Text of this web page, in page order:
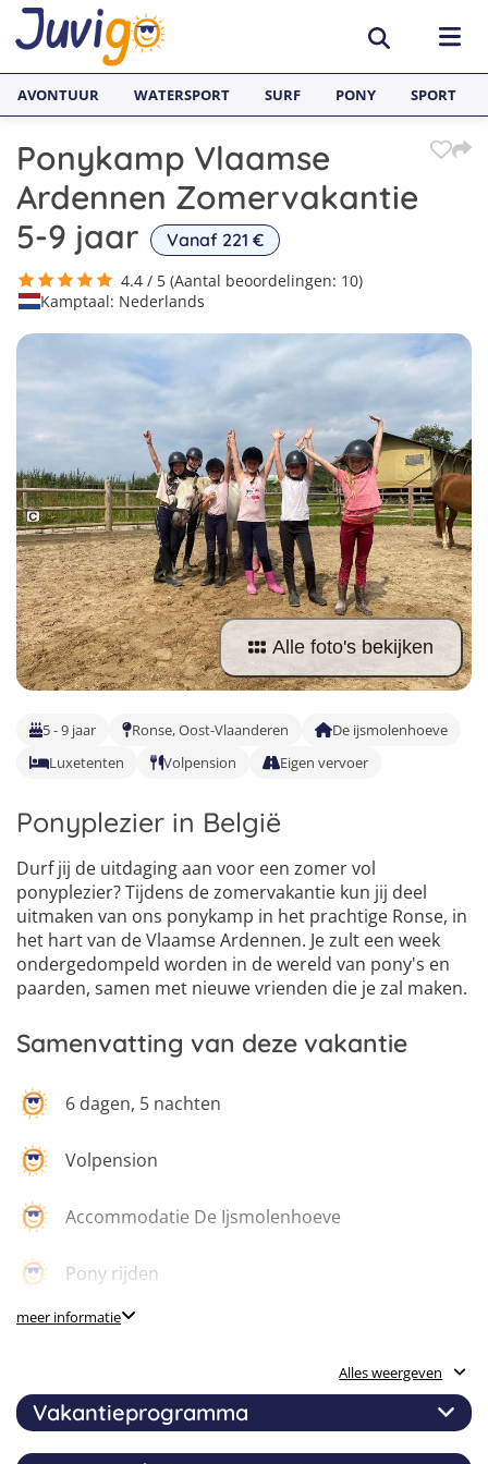
ACTIVITEITEN
Avonturenkampen
Watersportkampen
Game Kampen
Hockeykampen
Voetbalkampen
Kanokampen
Boerderijkampen
Computerkampen
Musicalkampen
Natuurkampen
Ponykampen
Meidenkampen
Pretpark Kampen
BESTEMMINGEN
Nederland
België
Engeland
Zweden
Malta
Duitsland
Portugal
Oostenrijk
Italië
TAALVAKANTIES
Taalkampen Engels
Taalreizen Engels
Taalreizen Spaans
Taalreizen Frans
Taalreizen Duits
Taalreizen Italiaans
Surfkampen Nederland
Surfkampen Spanje
Surfkampen Frankrijk
Surfkampen Portugal
Surfkampen Buitenland
Surfkampen Sri Lanka
Golfsurfkampen
Windsurfkampen
JONGERENREIZEN
AVONTUUR WATERSPORT SURF PONY SPORT
Ponykamp Vlaamse
Ardennen Zomervakantie
5-9 jaar
Vanaf 221 €
4.4 / 5 (Aantal beoordelingen: 10)
Kamptaal: Nederlands
Alle foto's bekijken
5 - 9 jaar Ronse, Oost-Vlaanderen
De ijsmolenhoeve
Luxetenten
Volpension Eigen vervoer
Ponyplezier in België
Durf jij de uitdaging aan voor een zomer vol
ponyplezier? Tijdens de zomervakantie kun jij deel
uitmaken van ons ponykamp in het prachtige Ronse, in
het hart van de Vlaamse Ardennen. Je zult een week
ondergedompeld worden in de wereld van pony's en
paarden, samen met nieuwe vrienden die je zal maken.
Samenvatting van deze vakantie
6 dagen, 5 nachten
Volpension
Accommodatie De Ijsmolenhoeve
Pony rijden
Theorie over pony’s en paarden
meer informatie
Alles weergeven
Vakantieprogramma